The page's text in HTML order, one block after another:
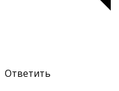
Ответить